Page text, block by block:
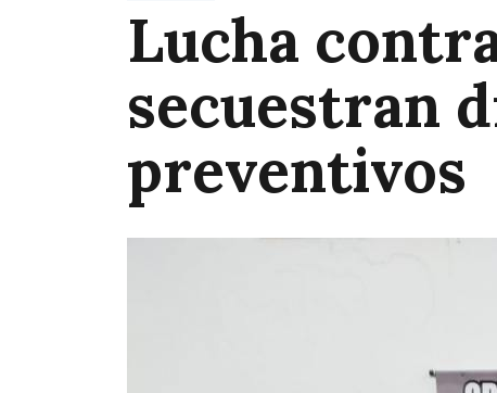
Lucha
secuestran
preventivos